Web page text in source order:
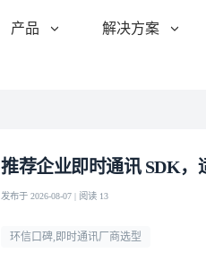
产品 解决方案
推荐企业即时通讯 SDK，
发布于 2026-08-07 | 阅读 13
环信口碑,即时通讯厂商选型